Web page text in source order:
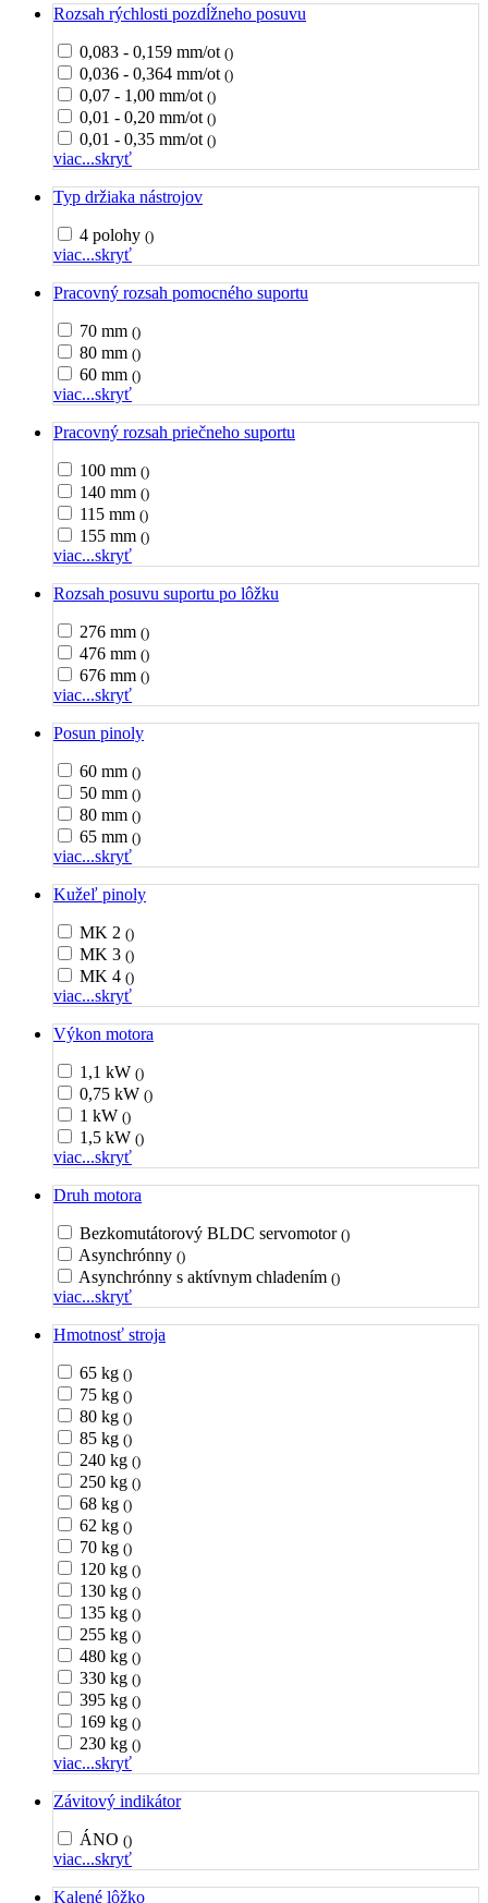
Rozsah rýchlosti pozdĺžneho posuvu
0,083 - 0,159 mm/ot ()
0,036 - 0,364 mm/ot ()
0,07 - 1,00 mm/ot ()
0,01 - 0,20 mm/ot ()
0,01 - 0,35 mm/ot ()
viac...skryť
Typ držiaka nástrojov
4 polohy ()
viac...skryť
Pracovný rozsah pomocného suportu
70 mm ()
80 mm ()
60 mm ()
viac...skryť
Pracovný rozsah priečneho suportu
100 mm ()
140 mm ()
115 mm ()
155 mm ()
viac...skryť
Rozsah posuvu suportu po lôžku
276 mm ()
476 mm ()
676 mm ()
viac...skryť
Posun pinoly
60 mm ()
50 mm ()
80 mm ()
65 mm ()
viac...skryť
Kužeľ pinoly
MK 2 ()
MK 3 ()
MK 4 ()
viac...skryť
Výkon motora
1,1 kW ()
0,75 kW ()
1 kW ()
1,5 kW ()
viac...skryť
Druh motora
Bezkomutátorový BLDC servomotor ()
Asynchrónny ()
Asynchrónny s aktívnym chladením ()
viac...skryť
Hmotnosť stroja
65 kg ()
75 kg ()
80 kg ()
85 kg ()
240 kg ()
250 kg ()
68 kg ()
62 kg ()
70 kg ()
120 kg ()
130 kg ()
135 kg ()
255 kg ()
480 kg ()
330 kg ()
395 kg ()
169 kg ()
230 kg ()
viac...skryť
Závitový indikátor
ÁNO ()
viac...skryť
Kalené lôžko